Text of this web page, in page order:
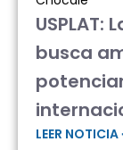
busca
LEER